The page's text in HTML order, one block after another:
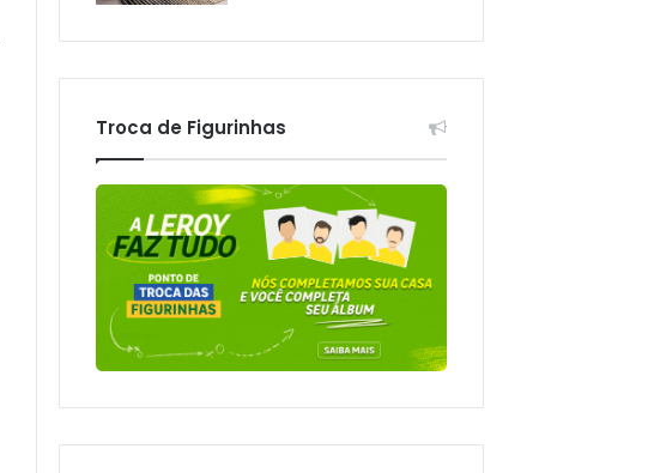
Troca de Figurinhas